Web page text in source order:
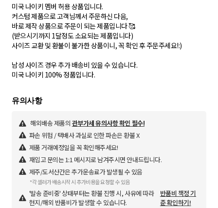
미국 나이키 멤버 허용 상품입니다.
커스텀 제품으로 고객님께서 주문하신 다음,
바로 제작 상품으로 주문이 되는 제품입니다 🥰
(받으시기까지 1달정도 소요되는 제품입니다)
사이즈 교환 및 환불이 불가한 상품이니, 꼭 확인 후 주문주세요!:)
남성 사이즈 경우 추가 배송비 있을 수 있습니다.
미국 나이키 100% 정품입니다.
유의사항
해외배송 제품의 관부가세 유의사항 확인 필수!
파손 위험 / 택배사 과실로 인한 파손은 환불 X
제품 거래예정일을 꼭 확인해주세요!
재입고 문의는 1:1 메시지로 남겨주시면 안내드립니다.
제주/도서산간은 추가운송료가 발생될 수 있음
*각 셀러가 배송시작 시 추가비용을 요청할 수 있음
'발송 준비중' 상태부터는 환불 진행 시, 사유에 따라
현지/해외 반품비가 발생할 수 있습니다.
반품비 책정 기
준 확인하기!